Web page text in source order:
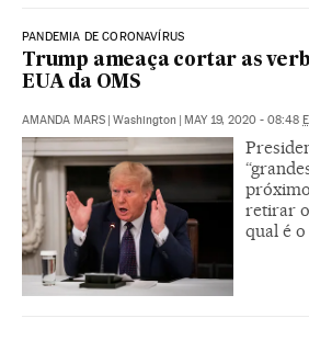
PANDEMIA DE CORONAVÍRUS
Trump ameaça cortar as
EUA da OMS
AMANDA MARS | Washington | MAY 19, 2020 - 08:48
retirar
qual é